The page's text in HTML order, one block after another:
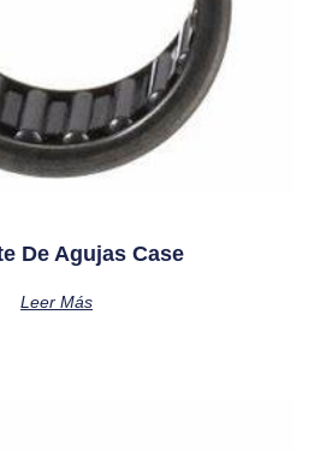
De Agujas Case
Leer Más